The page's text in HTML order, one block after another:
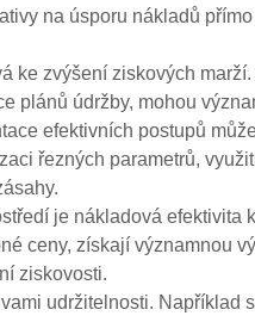
na úsporu nákladů
ke zvýšení ziskových
plánů údržby, mohou
efektivních postupů
řezných parametrů,
je nákladová efektivita
ceny, získají významnou
ziskovosti.
udržitelnosti. Například